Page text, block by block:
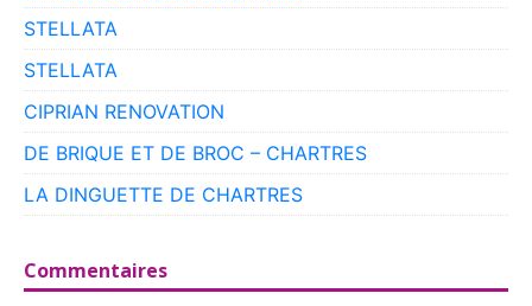
STELLATA
STELLATA
CIPRIAN RENOVATION
DE BRIQUE ET DE BROC – CHARTRES
LA DINGUETTE DE CHARTRES
Commentaires